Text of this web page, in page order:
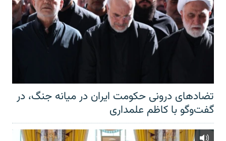
تضادهای درونی حکومت ایران در میانه جنگ، در
گفت‌‌وگو با کاظم علمداری